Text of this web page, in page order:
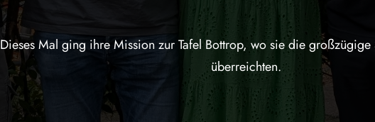
Dieses Mal ging ihre Mission zur Tafel Bottrop, wo sie die
überreichten.